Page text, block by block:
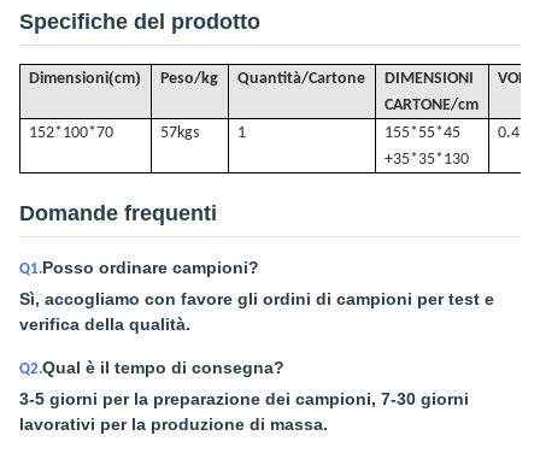
Specifiche del prodotto
Dimensioni(cm) Peso/kg Quantità/Cartone
DIMENSIONI
CARTONE/cm
152*100*70 57kgs 1
155*55*45
+35*35*130
0.47
Domande frequenti
Q1.Posso ordinare campioni?
Sì, accogliamo con favore gli ordini di campioni per test e
verifica della qualità.
Q2.Qual è il tempo di consegna?
3-5 giorni per la preparazione dei campioni, 7-30 giorni
lavorativi per la produzione di massa.